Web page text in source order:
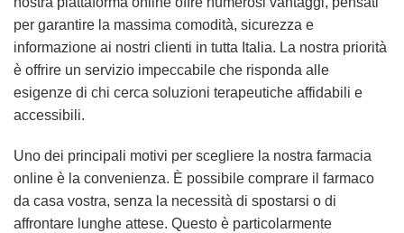
per garantire la massima comodità, sicurezza e
informazione ai nostri clienti in tutta Italia. La nostra priorità
è offrire un servizio impeccabile che risponda alle
esigenze di chi cerca soluzioni terapeutiche affidabili e
accessibili.
Uno dei principali motivi per scegliere la nostra farmacia
online è la convenienza. È possibile comprare il farmaco
da casa vostra, senza la necessità di spostarsi o di
affrontare lunghe attese. Questo è particolarmente